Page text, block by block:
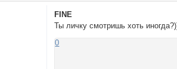
FINE
Ты личку смотришь хоть
0